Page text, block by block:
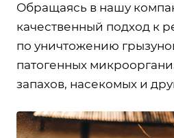
Обращаясь в нашу
качественный подход к
по уничтожению
патогенных
запахов, насекомых и